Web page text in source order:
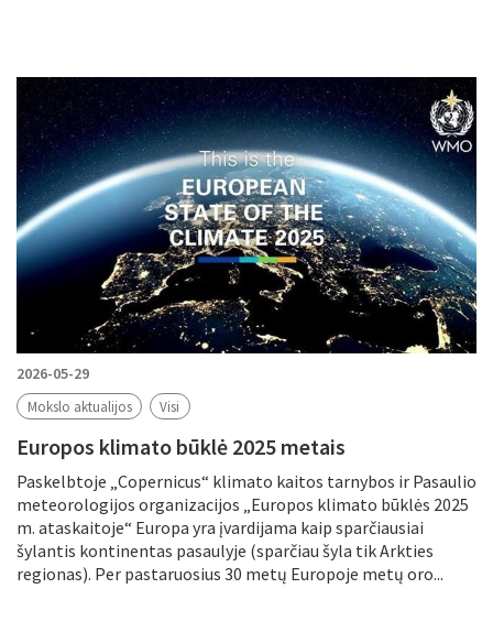
2026-05-29
Mokslo aktualijos Visi
Europos klimato būklė 2025 metais
Paskelbtoje „Copernicus“ klimato kaitos tarnybos ir Pasaulio
meteorologijos organizacijos „Europos klimato būklės 2025
m. ataskaitoje“ Europa yra įvardijama kaip sparčiausiai
šylantis kontinentas pasaulyje (sparčiau šyla tik Arkties
regionas). Per pastaruosius 30 metų Europoje metų oro...